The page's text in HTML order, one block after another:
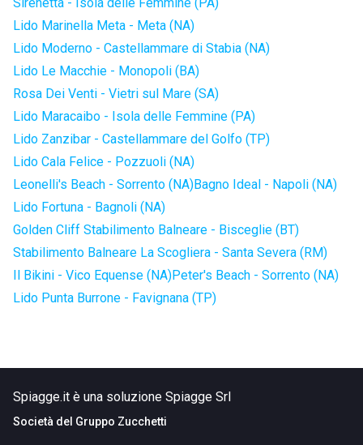
Lido Marinella Meta - Meta (NA)
Lido Moderno - Castellammare di Stabia (NA)
Lido Le Macchie - Monopoli (BA)
Rosa Dei Venti - Vietri sul Mare (SA)
Lido Maracaibo - Isola delle Femmine (PA)
Lido Zanzibar - Castellammare del Golfo (TP)
Lido Cala Felice - Pozzuoli (NA)
Leonelli's Beach - Sorrento (NA)Bagno Ideal - Napoli (NA)
Lido Fortuna - Bagnoli (NA)
Golden Cliff Stabilimento Balneare - Bisceglie (BT)
Stabilimento Balneare La Scogliera - Santa Severa (RM)
Il Bikini - Vico Equense (NA)Peter's Beach - Sorrento (NA)
Lido Punta Burrone - Favignana (TP)
Spiagge.it è una soluzione Spiagge Srl
Società del Gruppo Zucchetti